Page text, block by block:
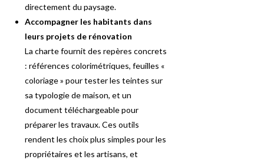
directement du paysage.
Accompagner les habitants dans
leurs projets de rénovation
La charte fournit des repères concrets
: références colorimétriques, feuilles «
coloriage » pour tester les teintes sur
sa typologie de maison, et un
document téléchargeable pour
préparer les travaux. Ces outils
rendent les choix plus simples pour les
propriétaires et les artisans, et